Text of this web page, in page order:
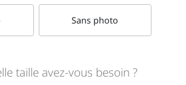
Sans photo
taille avez-vous besoin ?